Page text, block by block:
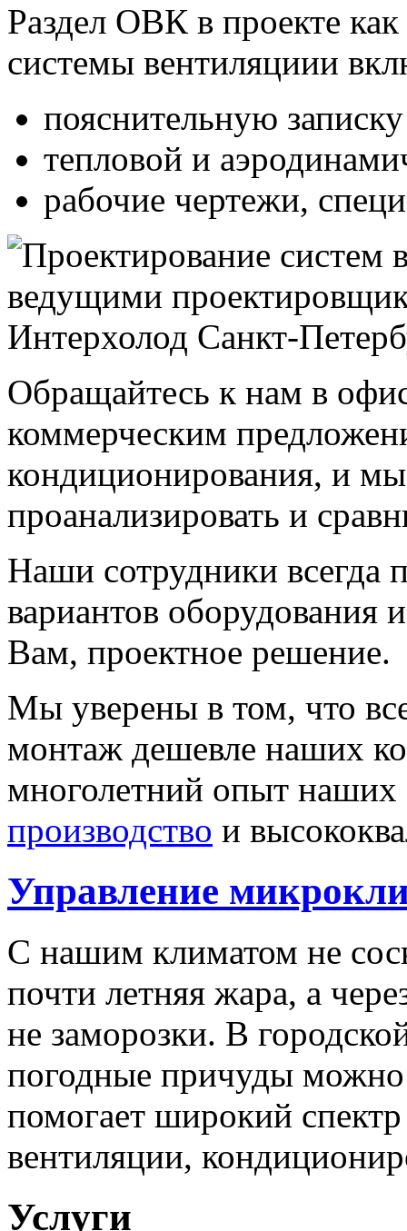
Раздел ОВК в проекте как
системы вентиляциии
пояснительную
тепловой и
рабочие чертежи,
Обращайтесь к нам в
коммерческим
кондиционирования, и
проанализировать и
Наши сотрудники всегда
вариантов оборудования
Вам, проектное решение.
Мы уверены в том, что
монтаж дешевле наших
многолетний опыт наших
производство и
Управление
С нашим климатом не
почти летняя жара, а
не заморозки. В
погодные причуды
помогает широкий
вентиляции,
Услуги